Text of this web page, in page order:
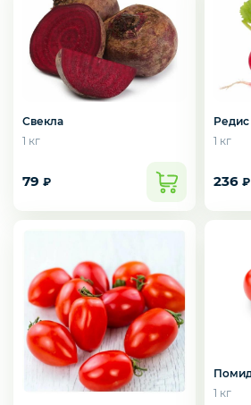
Подарочные наборы из
Ингредиенты для
Свекла
1 кг
79 ₽
Редис
1 кг
236 ₽
1 кг